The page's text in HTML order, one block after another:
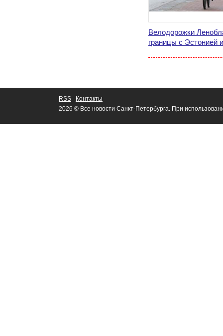
Велодорожки
границы с Эстонией
RSS
Контакты
2026 © Все новости Санкт-Петербурга. При